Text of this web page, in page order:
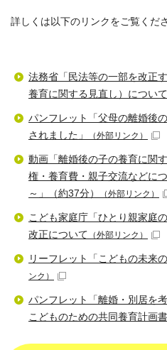
詳しくは以下のリンクをご覧くだ
法務省「民法等の一部を改正
養育に関する見直し）について
パンフレット「父母の離婚後
されました」
（外部リンク）
動画「離婚後の子の養育に関
権・養育費・親子交流などに
～」（約37分）
（外部リンク）
こども家庭庁「ひとり親家庭
改正について （外部リンク）
リーフレット「こどもの未来
ンク）
パンフレット「離婚・別居を
こどものための共同養育計画書